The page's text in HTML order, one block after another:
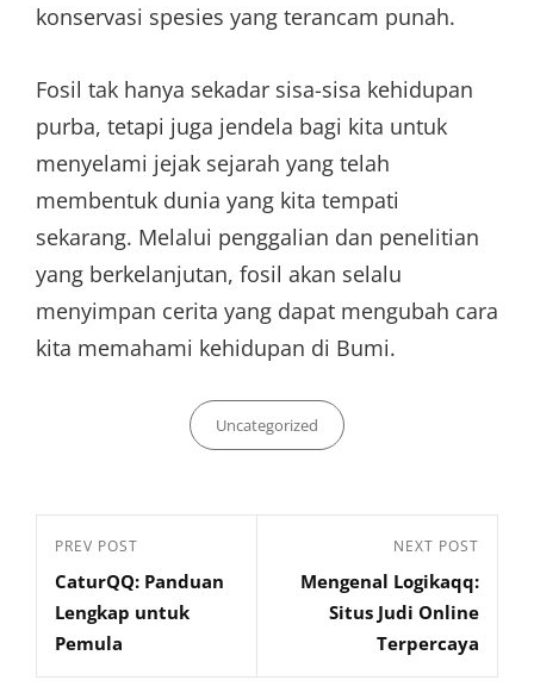
konservasi spesies yang terancam punah.
Fosil tak hanya sekadar sisa-sisa kehidupan
purba, tetapi juga jendela bagi kita untuk
menyelami jejak sejarah yang telah
membentuk dunia yang kita tempati
sekarang. Melalui penggalian dan penelitian
yang berkelanjutan, fosil akan selalu
menyimpan cerita yang dapat mengubah cara
kita memahami kehidupan di Bumi.
Categories
Uncategorized
Post
navigation
Previous
Post
PREV POST
CaturQQ: Panduan
Lengkap untuk
Pemula
Post
NEXT POST
Mengenal Logikaqq:
Situs Judi Online
Terpercaya